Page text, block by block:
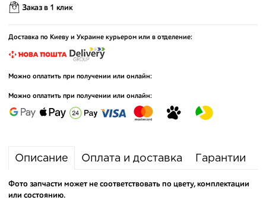
Заказ в 1 клик
Доставка по Киеву и Украине курьером или в отделение:
Можно оплатить при получении или онлайн:
Можно оплатить при получении или онлайн:
Описание Оплата и доставка Гарантии
Фото запчасти может не соответствовать по цвету, комплектации
или состоянию.